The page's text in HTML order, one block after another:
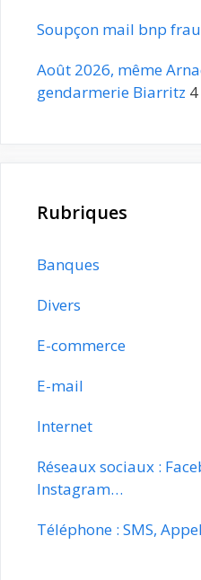
Soupçon mail bnp
Août 2026, même
gendarmerie Biarritz
Rubriques
Banques
Divers
E-commerce
E-mail
Internet
Réseaux sociaux :
Instagram…
Téléphone : SMS,